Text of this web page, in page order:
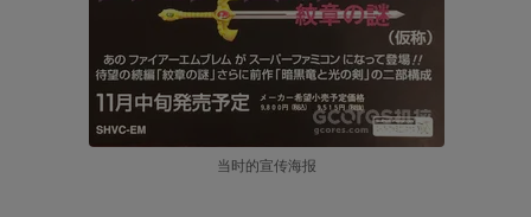
当时的宣传海报